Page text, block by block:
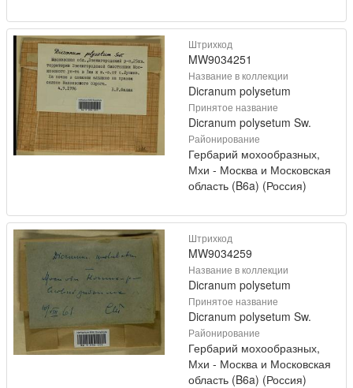
Штрихкод
MW9034251
Название в коллекции
Dicranum polysetum
Принятое название
Dicranum polysetum Sw.
Районирование
Гербарий мохообразных,
Мхи - Москва и Московская
область (B6a) (Россия)
Штрихкод
MW9034259
Название в коллекции
Dicranum polysetum
Принятое название
Dicranum polysetum Sw.
Районирование
Гербарий мохообразных,
Мхи - Москва и Московская
область (B6a) (Россия)